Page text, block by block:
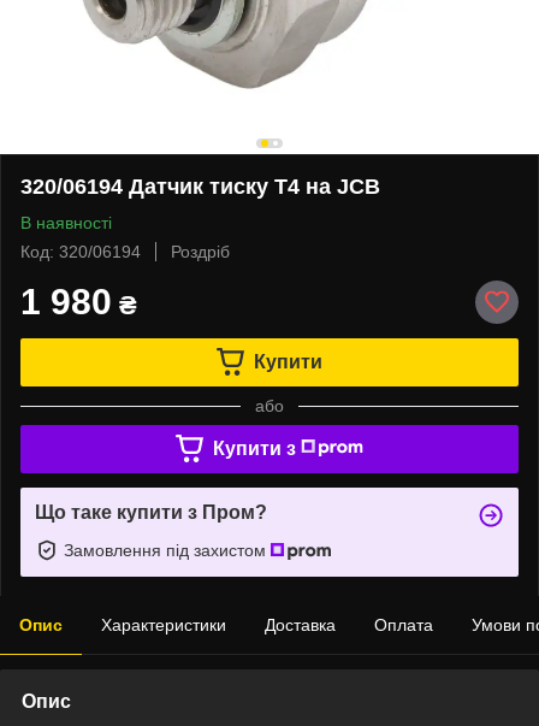
320/06194 Датчик тиску T4 на JCB
В наявності
Код: 320/06194
Роздріб
1 980 ₴
Купити
або
Купити з
Що таке купити з Пром?
Замовлення під захистом
Опис Характеристики Доставка Оплата Умови
Опис